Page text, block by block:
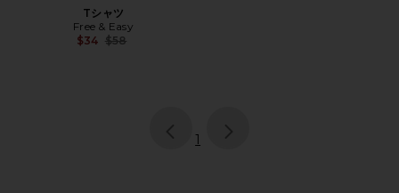
Tシャツ
Free & Easy
$34 Previous price:
$58
page
1